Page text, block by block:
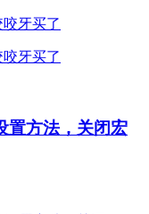
置方法，关闭宏